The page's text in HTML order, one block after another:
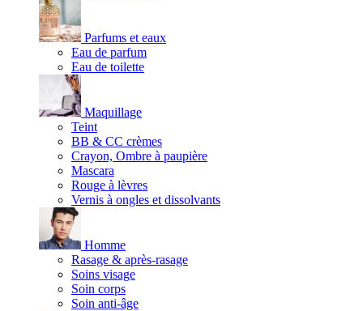
Parfums et eaux
Eau de parfum
Eau de toilette
Maquillage
Teint
BB & CC crèmes
Crayon, Ombre à paupière
Mascara
Rouge à lèvres
Vernis à ongles et dissolvants
Homme
Rasage & après-rasage
Soins visage
Soin corps
Soin anti-âge